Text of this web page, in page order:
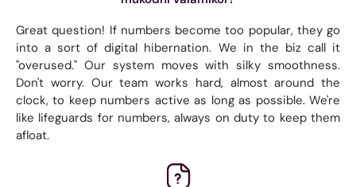
Great question! If numbers become too popular, they go
into a sort of digital hibernation. We in the biz call it
"overused." Our system moves with silky smoothness.
Don't worry. Our team works hard, almost around the
clock, to keep numbers active as long as possible. We're
like lifeguards for numbers, always on duty to keep them
afloat.